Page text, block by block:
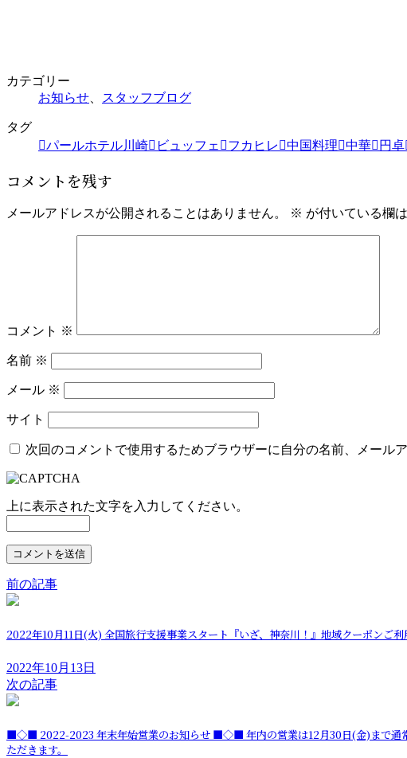
カテゴリー
お知らせ
スタッフブログ
タグ
パールホテル川崎
ビュッフェ フカヒレ 中国料理 中華 円卓
コメントを残す
メールアドレスが公開されることはありません。 ※ が付いている欄
コメント ※
名前 ※
メール ※
サイト
次回のコメントで使用するためブラウザーに自分の名前、メール
上に表示された文字を入力してください。
前の記事
2022年10月11日(火) 全国旅行支援事業スタート『いざ、神奈川！』地域クーポンご
2022年10月13日
次の記事
■◇■ 2022-2023 年末年始営業のお知らせ ■◇■ 年内の営業は12月30日(金)まで通
ただきます。